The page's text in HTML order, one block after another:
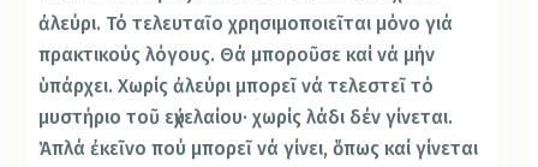
ἀλεύρι. Τό τελευταῖο χρησιμοποιεῖται μόνο γιά
πρακτικούς λόγους. Θά μποροῦσε καί νά μήν
ὑπάρχει. Χωρίς ἀλεύρι μπορεῖ νά τελεστεῖ τό
μυστήριο τοῦ εὐχελαίου· χωρίς λάδι δέν γίνεται.
Ἁπλά ἐκεῖνο πού μπορεῖ νά γίνει, ὅπως καί γίνεται